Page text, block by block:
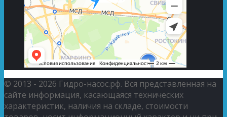
© 2013 - 2026 Гидро-насос.рф. Вся представленная на
сайте информация, касающаяся технических
характеристик, наличия на складе, стоимости